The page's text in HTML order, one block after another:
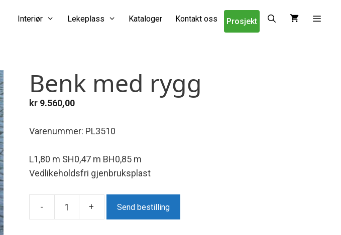
Interiør Lekeplass Kataloger Kontakt oss Prosjekt
Benk med rygg
kr9.560,00
Varenummer: PL3510
L1,80 m SH0,47 m BH0,85 m
Vedlikeholdsfri gjenbruksplast
- + Send bestilling